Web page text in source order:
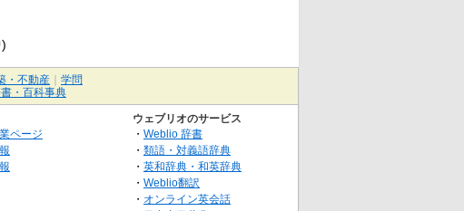
・不動産
学問
・百科事典
ページ
ウェブリオのサービス
・ Weblio 辞書
・ 類語・対義語辞典
・ 英和辞典・和英辞典
・ Weblio翻訳
・ オンライン英会話